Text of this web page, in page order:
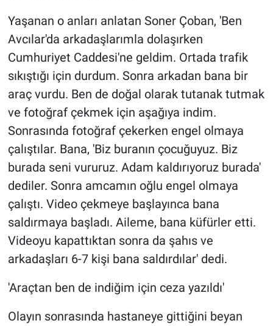
Yaşanan o anları anlatan Soner Çoban, 'Ben
Avcılar'da arkadaşlarımla dolaşırken
Cumhuriyet Caddesi'ne geldim. Ortada trafik
sıkıştığı için durdum. Sonra arkadan bana bir
araç vurdu. Ben de doğal olarak tutanak tutmak
ve fotoğraf çekmek için aşağıya indim.
Sonrasında fotoğraf çekerken engel olmaya
çalıştılar. Bana, 'Biz buranın çocuğuyuz. Biz
burada seni vururuz. Adam kaldırıyoruz burada'
dediler. Sonra amcamın oğlu engel olmaya
çalıştı. Video çekmeye başlayınca bana
saldırmaya başladı. Aileme, bana küfürler etti.
Videoyu kapattıktan sonra da şahıs ve
arkadaşları 6-7 kişi bana saldırdılar' dedi.
'Araçtan ben de indiğim için ceza yazıldı'
Olayın sonrasında hastaneye gittiğini beyan